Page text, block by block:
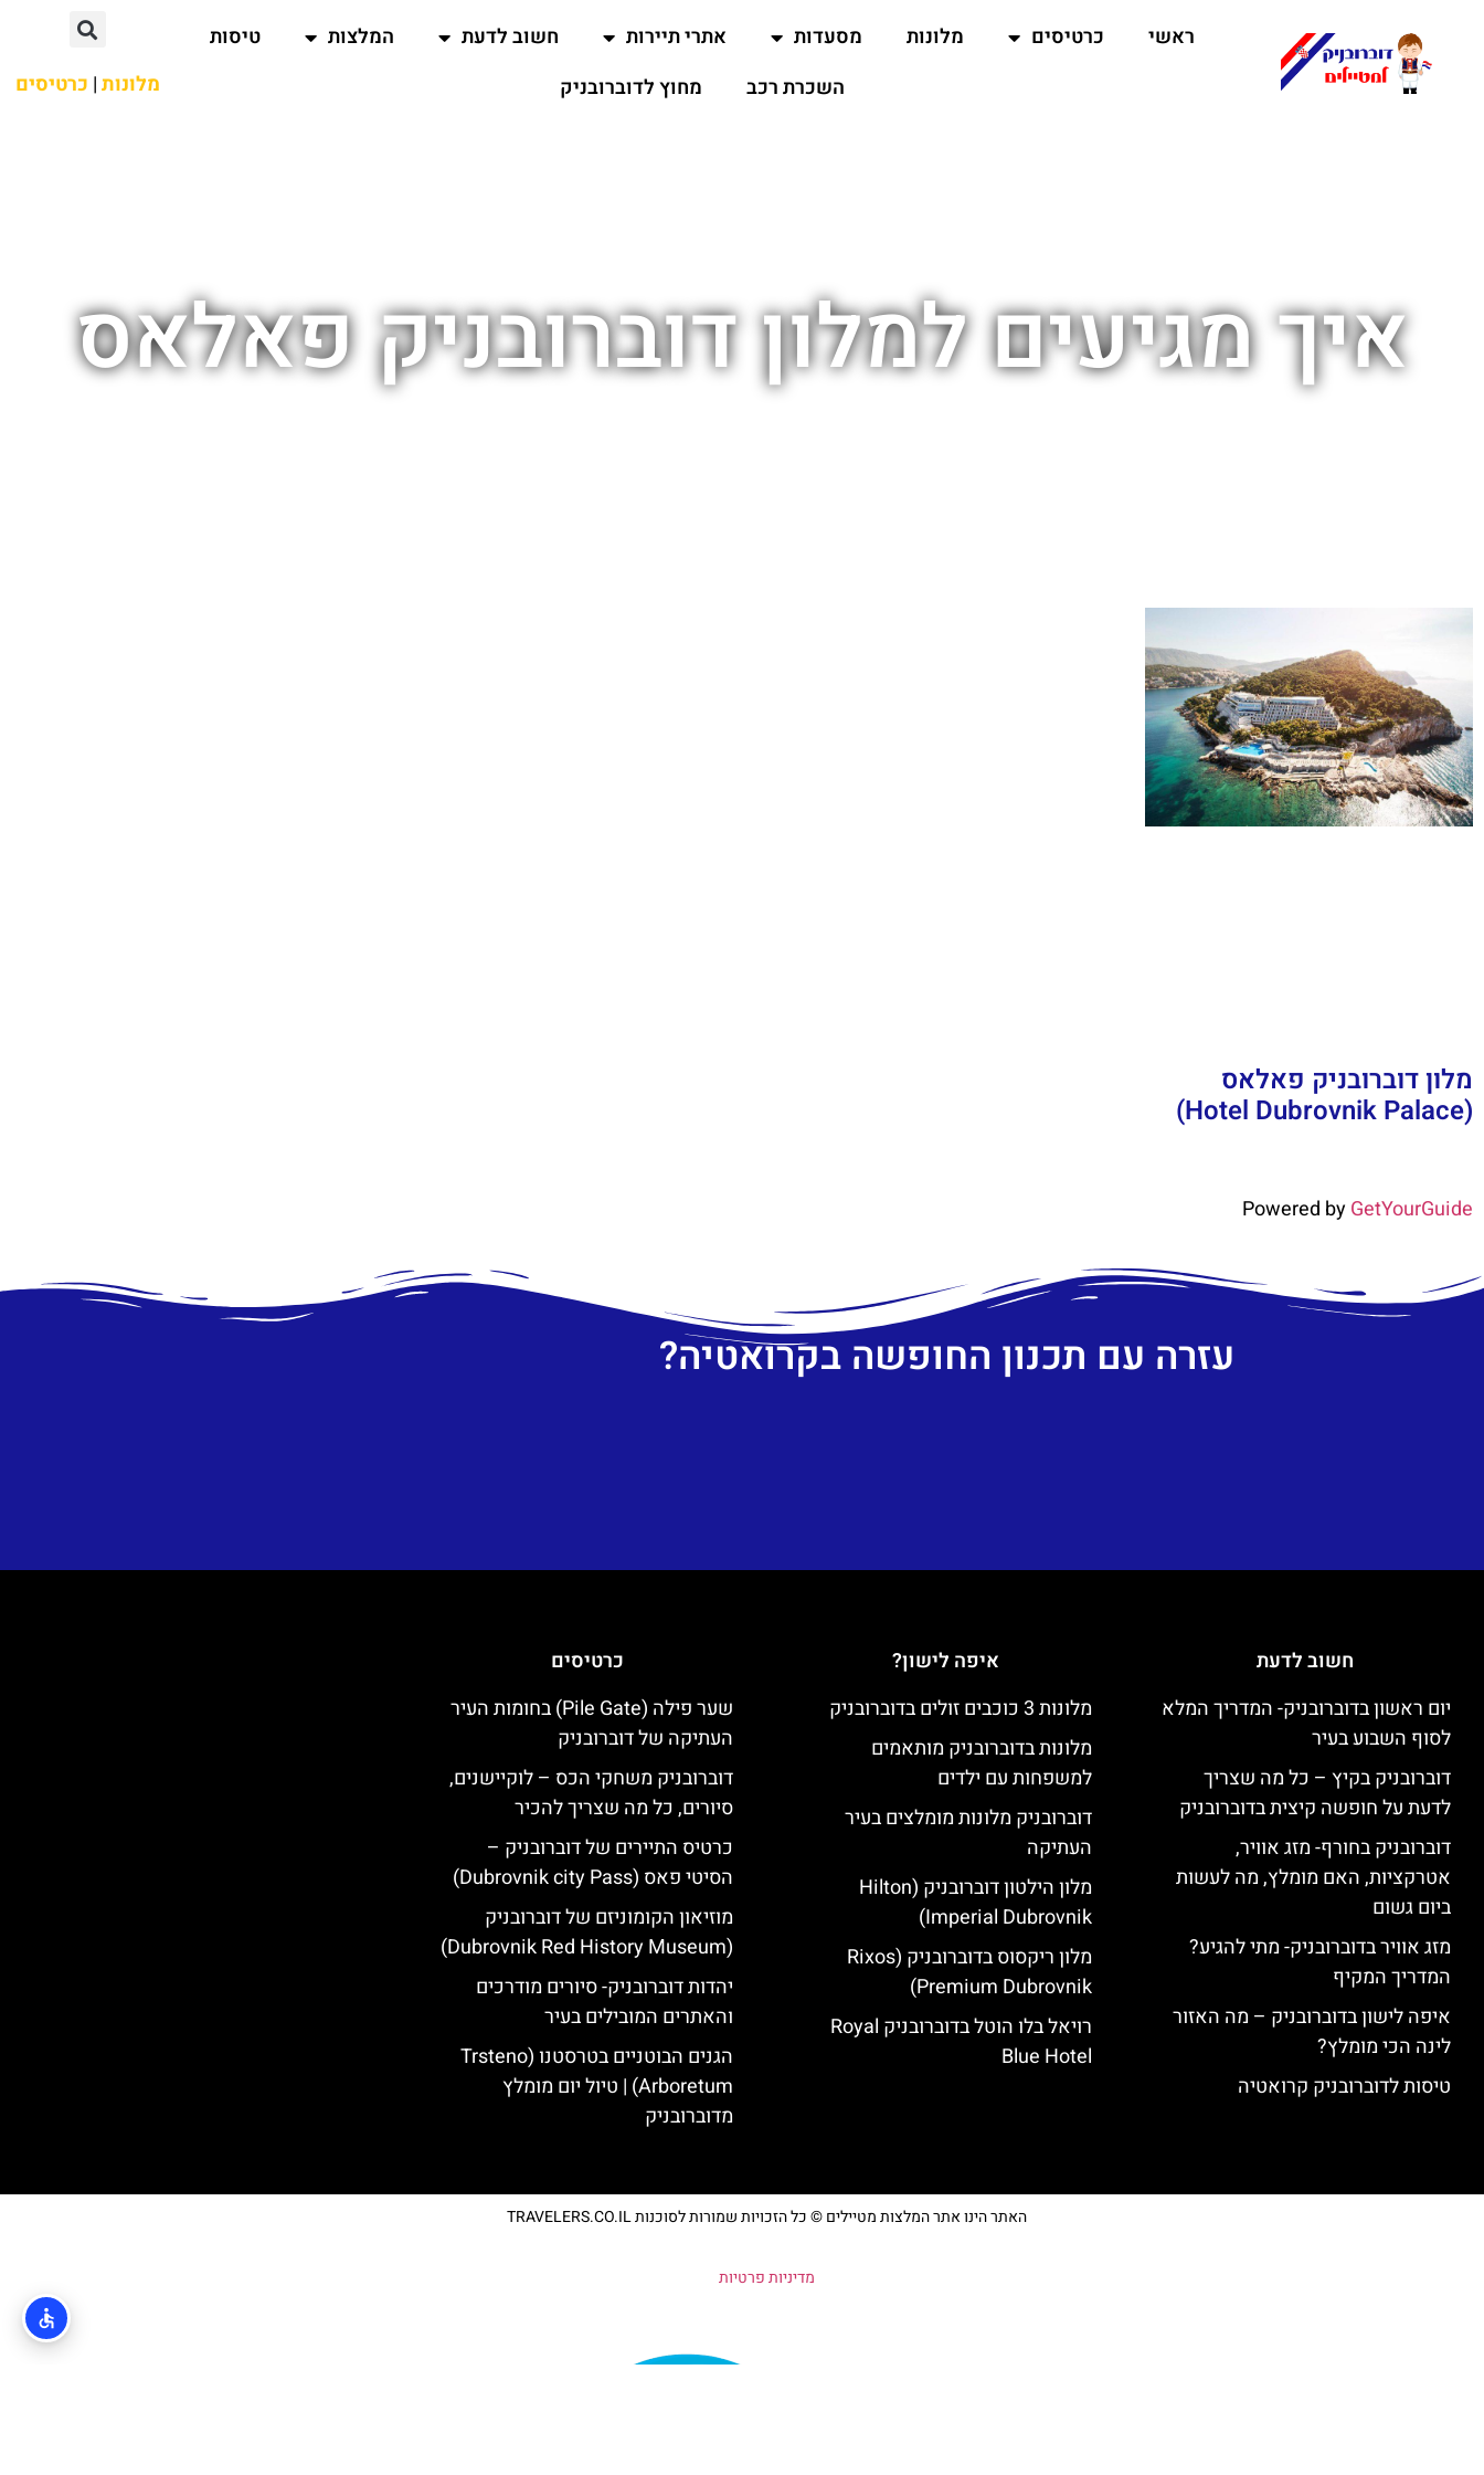
ראשי כרטיסים מלונות מסעדות אתרי תיירות חשוב לדעת המלצות
טיסות
השכרת רכב
מחוץ לדוברובניק מלונות| כרטיסים
איך מגיעים למלון דוברובניק פאלאס
מלון דוברובניק פאלאס
(Hotel Dubrovnik Palace)
Powered byGetYourGuide
עזרה עם תכנון החופשה בקרואטיה?
חשוב לדעת
יום ראשון בדוברובניק- המדריך המלא
לסוף השבוע בעיר
דוברובניק בקיץ – כל מה שצריך
לדעת על חופשה קיצית בדוברובניק
דוברובניק בחורף- מזג אוויר,
אטרקציות, האם מומלץ, מה לעשות
ביום גשום
מזג אוויר בדוברובניק- מתי להגיע?
המדריך המקיף
איפה לישון בדוברובניק – מה האזור
לינה הכי מומלץ?
טיסות לדוברובניק קרואטיה
איפה לישון?
מלונות 3 כוכבים זולים בדוברובניק
מלונות בדוברובניק מותאמים
למשפחות עם ילדים
דוברובניק מלונות מומלצים בעיר
העתיקה
מלון הילטון דוברובניק (Hilton
Imperial Dubrovnik)
מלון ריקסוס בדוברובניק (Rixos
Premium Dubrovnik)
רויאל בלו הוטל בדוברובניק Royal
Blue Hotel
כרטיסים
שער פילה (Pile Gate) בחומות העיר
העתיקה של דוברובניק
דוברובניק משחקי הכס – לוקיישנים,
סיורים, כל מה שצריך להכיר
כרטיס התיירים של דוברובניק –
הסיטי פאס (Dubrovnik city Pass)
מוזיאון הקומוניזם של דוברובניק
(Dubrovnik Red History Museum)
יהדות דוברובניק- סיורים מודרכים
והאתרים המובילים בעיר
הגנים הבוטניים בטרסטנו (Trsteno
Arboretum) | טיול יום מומלץ
מדוברובניק
האתר הינו אתר המלצות מטיילים © כל הזכויות שמורות לסוכנות TRAVELERS.CO.IL
מדיניות פרטיות